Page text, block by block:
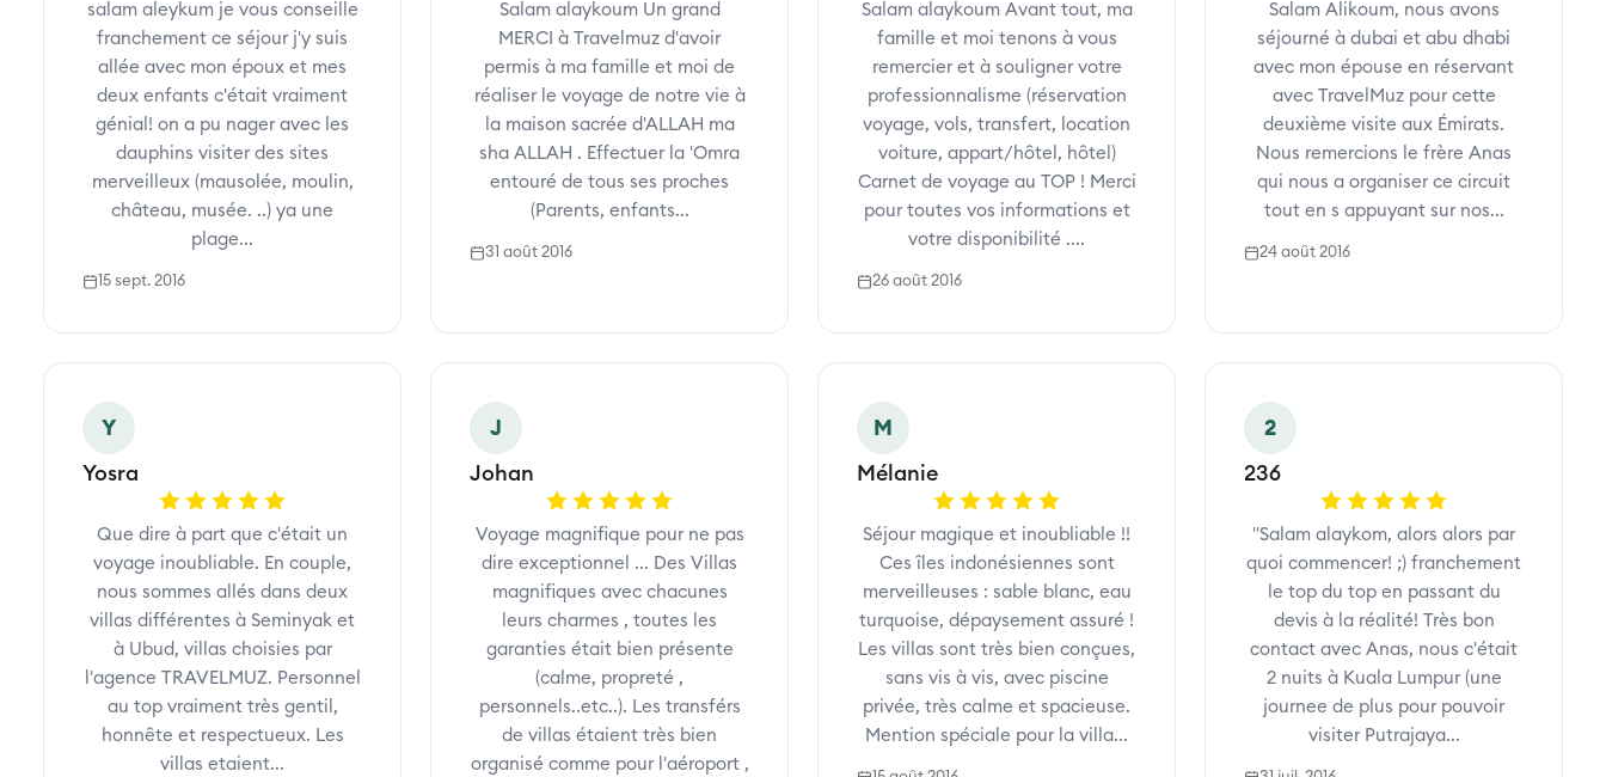
salam aleykum je vous conseille
franchement ce séjour j'y suis
allée avec mon époux et mes
deux enfants c'était vraiment
génial! on a pu nager avec les
dauphins visiter des sites
merveilleux (mausolée, moulin,
château, musée. ..) ya une
plage...
15 sept. 2016
Salam alaykoum Un grand
MERCI à Travelmuz d'avoir
permis à ma famille et moi de
réaliser le voyage de notre vie à
la maison sacrée d'ALLAH ma
sha ALLAH . Effectuer la 'Omra
entouré de tous ses proches
(Parents, enfants...
31 août 2016
Salam alaykoum Avant tout, ma
famille et moi tenons à vous
remercier et à souligner votre
professionnalisme (réservation
voyage, vols, transfert, location
voiture, appart/hôtel, hôtel)
Carnet de voyage au TOP ! Merci
pour toutes vos informations et
votre disponibilité ....
26 août 2016
Salam Alikoum, nous avons
séjourné à dubai et abu dhabi
avec mon épouse en réservant
avec TravelMuz pour cette
deuxième visite aux Émirats.
Nous remercions le frère Anas
qui nous a organiser ce circuit
tout en s appuyant sur nos...
24 août 2016
Y
Yosra
Que dire à part que c'était un
voyage inoubliable. En couple,
nous sommes allés dans deux
villas différentes à Seminyak et
à Ubud, villas choisies par
l'agence TRAVELMUZ. Personnel
au top vraiment très gentil,
honnête et respectueux. Les
villas etaient...
J
Johan
Voyage magnifique pour ne pas
dire exceptionnel ... Des Villas
magnifiques avec chacunes
leurs charmes , toutes les
garanties était bien présente
(calme, propreté ,
personnels..etc..). Les transférs
de villas étaient très bien
organisé comme pour l'aéroport ,
M
Mélanie
Séjour magique et inoubliable !!
Ces îles indonésiennes sont
merveilleuses : sable blanc, eau
turquoise, dépaysement assuré !
Les villas sont très bien conçues,
sans vis à vis, avec piscine
privée, très calme et spacieuse.
Mention spéciale pour la villa...
2
236
"Salam alaykom, alors alors par
quoi commencer! ;) franchement
le top du top en passant du
devis à la réalité! Très bon
contact avec Anas, nous c'était
2 nuits à Kuala Lumpur (une
journee de plus pour pouvoir
visiter Putrajaya...